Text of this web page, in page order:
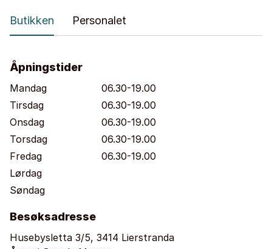
Butikken Personalet
Åpningstider
Mandag
06.30-19.00
Tirsdag
06.30-19.00
Onsdag
06.30-19.00
Torsdag
06.30-19.00
Fredag
06.30-19.00
Lørdag
Søndag
Besøksadresse
Husebysletta 3/5, 3414 Lierstranda